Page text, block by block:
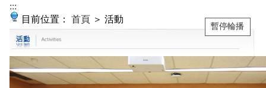
:::
目前位置： 首頁 ＞ 活動
暫停輪播